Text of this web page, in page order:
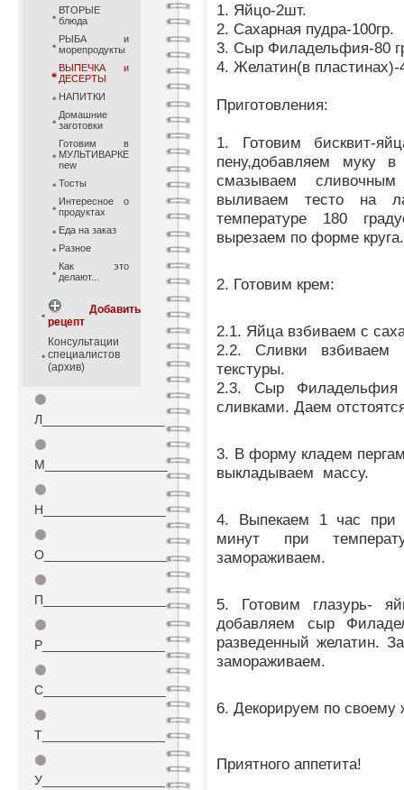
ВТОРЫЕ
блюда
РЫБА и
морепродукты
ВЫПЕЧКА и
ДЕСЕРТЫ
НАПИТКИ
Домашние
заготовки
Готовим в
МУЛЬТИВАРКЕ
new
Тосты
Интересное о
продуктах
Еда на заказ
Разное
Как это
делают...
Добавить
рецепт
Консультации
специалистов
(архив)
⚫
Л_________________
⚫
М_________________
⚫
Н_________________
⚫
О_________________
⚫
П_________________
⚫
Р_________________
⚫
С_________________
⚫
Т_________________
⚫
У_________________
1. Яйцо-2шт.
2. Сахарная пудра-100гр.
3. Сыр Филадельфия-80
4. Желатин(в пластинах)-
Приготовления:
1. Готовим бисквит-
пену,добавляем муку
смазываем
выливаем тесто на
температуре 180
вырезаем по форме круга.
2. Готовим крем:
2.1. Яйца взбиваем с
2.2. Сливки взбиваем
текстуры.
2.3. Сыр
сливками. Даем
3. В форму кладем
выкладываем массу.
4. Выпекаем 1 час при
минут при
замораживаем.
5. Готовим глазурь-
добавляем сыр
разведенный желатин.
замораживаем.
6. Декорируем по своему
Приятного аппетита!